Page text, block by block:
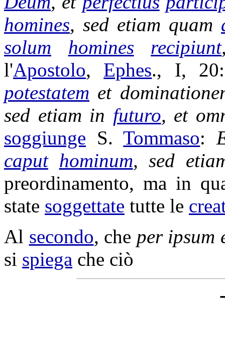
homines, sed etiam quam
solum
homines recipiunt
l'Apostolo, Ephes., I,
potestatem et
sed etiam in futuro, et
soggiunge S.Tommaso:
caput hominum, sed
preordinamento, ma in
state soggettate tutte le
Al secondo, che per ipsum
si spiega che ciò